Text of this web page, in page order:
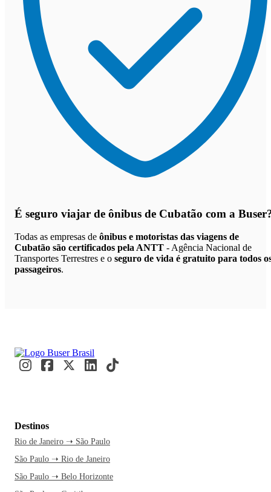
É seguro viajar de ônibus de Cubatão com a
Todas as empresas de ônibus e motoristas das viagens de
Cubatão são certificados pela ANTT - Agência Nacional de
Transportes Terrestres e o seguro de vida é gratuito para todos
passageiros.
Destinos
Rio de Janeiro ➝ São Paulo
São Paulo ➝ Rio de Janeiro
São Paulo ➝ Belo Horizonte